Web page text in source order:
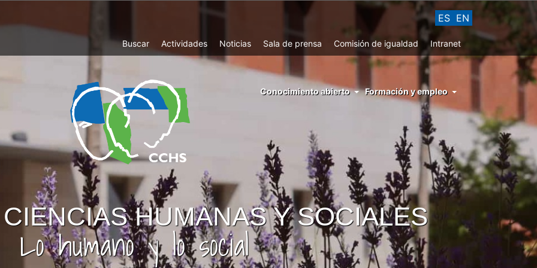
ES EN
Top
Menu
Buscar Actividades Noticias Sala de prensa Comisión de igualdad Intranet
menu
conocimiento
abierto
Conocimiento abierto Formación y empleo
HUMANAS Y SOCIALES
Lo humano y lo social